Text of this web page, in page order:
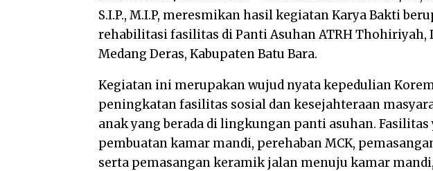
S.I.P., M.I.P, meresmikan hasil kegiatan Karya Bakti
rehabilitasi fasilitas di Panti Asuhan ATRH Thohiriyah,
Medang Deras, Kabupaten Batu Bara.
Kegiatan ini merupakan wujud nyata kepedulian
peningkatan fasilitas sosial dan kesejahteraan
anak yang berada di lingkungan panti asuhan.
pembuatan kamar mandi, perehaban MCK,
serta pemasangan keramik jalan menuju kamar